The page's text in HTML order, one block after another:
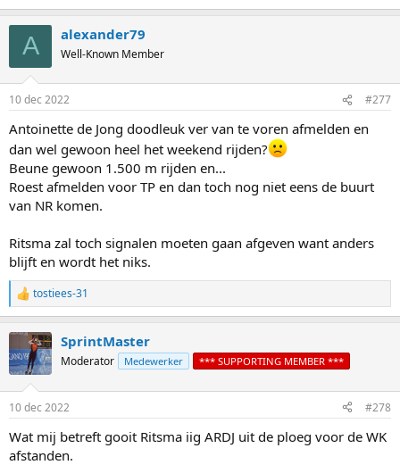
A alexander79
Well-Known Member
10 dec 2022 #277
Antoinette de Jong doodleuk ver van te voren afmelden en
dan wel gewoon heel het weekend rijden?
Beune gewoon 1.500 m rijden en...
Roest afmelden voor TP en dan toch nog niet eens de buurt
van NR komen.
Ritsma zal toch signalen moeten gaan afgeven want anders
blijft en wordt het niks.
R
e
t
i
s
tostiees-31
SprintMaster
Moderator Medewerker *** SUPPORTING MEMBER ***
10 dec 2022 #278
Wat mij betreft gooit Ritsma iig ARDJ uit de ploeg voor de WK
afstanden.